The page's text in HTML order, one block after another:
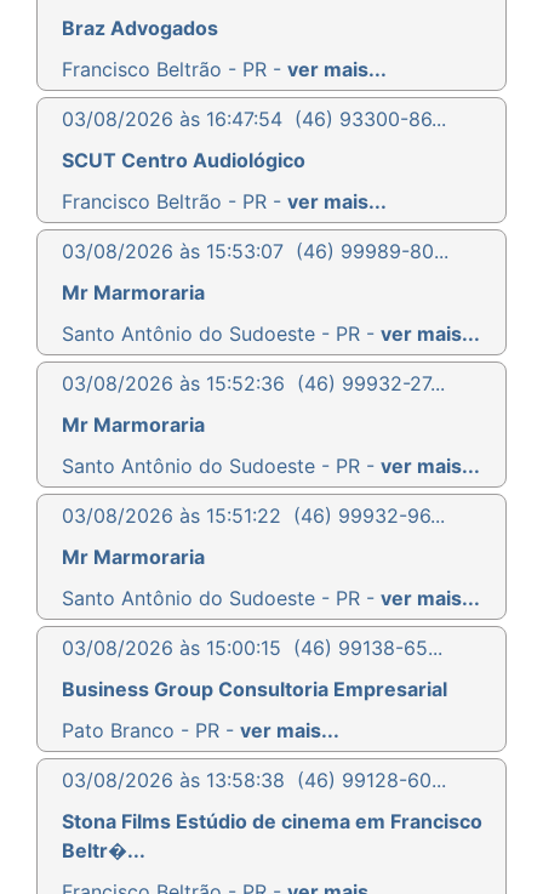
Braz Advogados
Francisco Beltrão - PR - ver mais...
03/08/2026 às 16:47:54 (46) 93300-86...
SCUT Centro Audiológico
Francisco Beltrão - PR - ver mais...
03/08/2026 às 15:53:07 (46) 99989-80...
Mr Marmoraria
Santo Antônio do Sudoeste - PR - ver mais...
03/08/2026 às 15:52:36 (46) 99932-27...
Mr Marmoraria
Santo Antônio do Sudoeste - PR - ver mais...
03/08/2026 às 15:51:22 (46) 99932-96...
Mr Marmoraria
Santo Antônio do Sudoeste - PR - ver mais...
03/08/2026 às 15:00:15 (46) 99138-65...
Business Group Consultoria Empresarial
Pato Branco - PR - ver mais...
03/08/2026 às 13:58:38 (46) 99128-60...
Stona Films Estúdio de cinema em Francisco
Beltr�...